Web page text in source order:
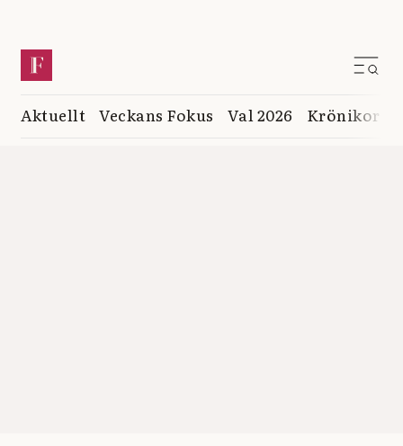
Aktuellt Veckans Fokus Val 2026 Krönikor